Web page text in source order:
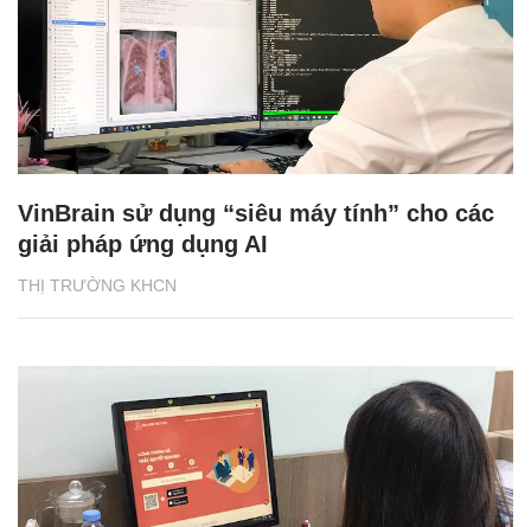
THỊ TRƯỜNG KHCN
VinBrain sử dụng “siêu máy tính” cho các
giải pháp ứng dụng AI